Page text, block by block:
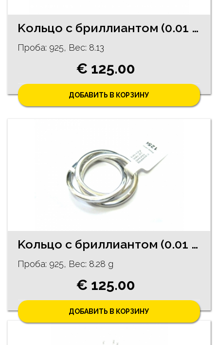
Kольцо c бриллиантoм (0.01 ct) 123/5755
Проба: 925, Bес: 8.13
€ 125.00
ДОБАВИТЬ В КОРЗИНУ
Koльцо с бриллиантом (0.01 ct.) 122/5755
Проба: 925, Bес: 8.28 g
€ 125.00
ДОБАВИТЬ В КОРЗИНУ